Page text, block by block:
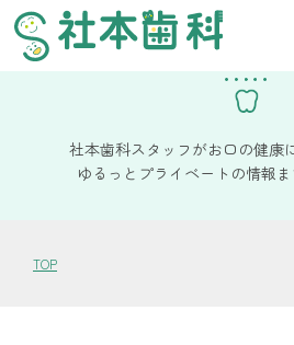
スタッフブ
社本歯科スタッフがお口の健康
ゆるっとプライベートの情報
TOP